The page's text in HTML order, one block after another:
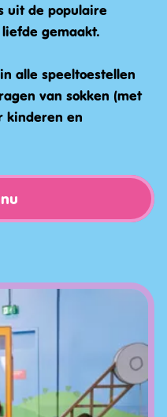
uit de populaire
gemaakt.
alle speeltoestellen
van sokken (met
kinderen en